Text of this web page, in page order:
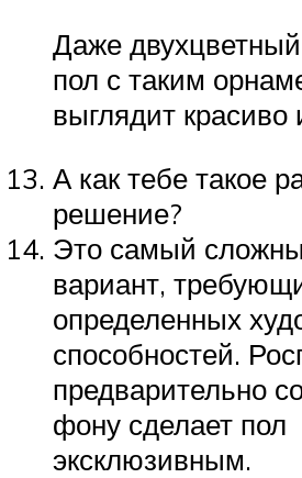
Даже
пол с таким
выглядит
А как тебе такое
решение?
Это самый
вариант,
определенных
способностей.
предварительно
фону сделает пол
эксклюзивным.